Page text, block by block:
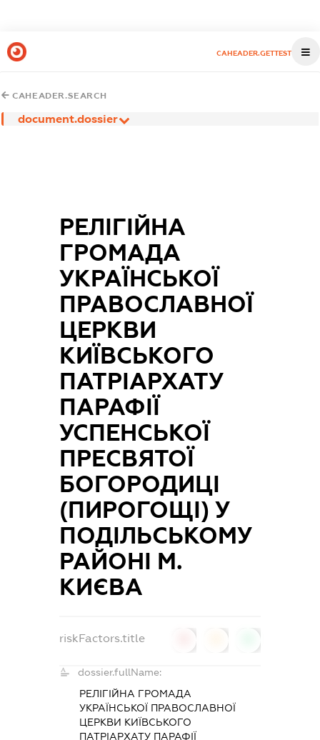
CAHEADER.GETTEST
CAHEADER.SEARCH
document.dossier
РЕЛІГІЙНА
ГРОМАДА
УКРАЇНСЬКОЇ
ПРАВОСЛАВНОЇ
ЦЕРКВИ
КИЇВСЬКОГО
ПАТРІАРХАТУ
ПАРАФІЇ
УСПЕНСЬКОЇ
ПРЕСВЯТОЇ
БОГОРОДИЦІ
(ПИРОГОЩІ) У
ПОДІЛЬСЬКОМУ
РАЙОНІ М.
КИЄВА
riskFactors.title
dossier.fullName:
РЕЛІГІЙНА ГРОМАДА
УКРАЇНСЬКОЇ ПРАВОСЛАВНОЇ
ЦЕРКВИ КИЇВСЬКОГО
ПАТРІАРХАТУ ПАРАФІЇ